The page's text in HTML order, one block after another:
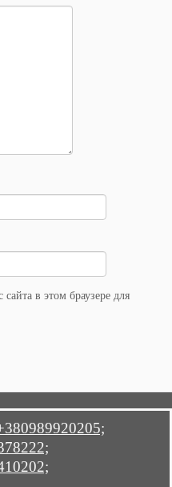
в этом браузере для